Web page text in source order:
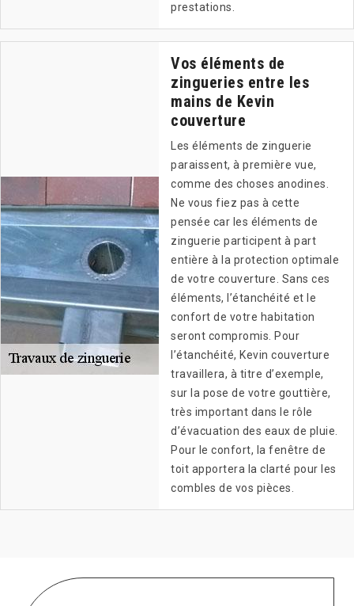
prestations.
Vos éléments de
zingueries entre les
mains de Kevin
couverture
Les éléments de zinguerie
paraissent, à première vue,
comme des choses anodines.
Ne vous fiez pas à cette
pensée car les éléments de
zinguerie participent à part
entière à la protection optimale
de votre couverture. Sans ces
éléments, l’étanchéité et le
confort de votre habitation
seront compromis. Pour
l’étanchéité, Kevin couverture
travaillera, à titre d’exemple,
sur la pose de votre gouttière,
très important dans le rôle
d’évacuation des eaux de pluie.
Pour le confort, la fenêtre de
toit apportera la clarté pour les
combles de vos pièces.